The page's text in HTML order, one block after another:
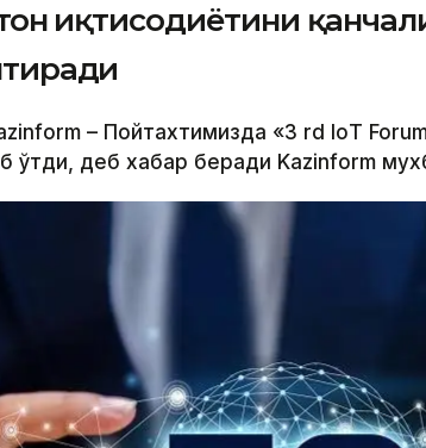
иқтисодиётини
– Пойтахтимизда «3 rd IoТ
ўтди, деб хабар беради Kazinform